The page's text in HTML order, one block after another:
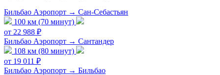
Бильбао Аэропорт → Сан-Себастьян
100 км (70 минут)
от 22 988 ₽
Бильбао Аэропорт → Сантандер
108 км (80 минут)
от 19 011 ₽
Бильбао Аэропорт → Бильбао